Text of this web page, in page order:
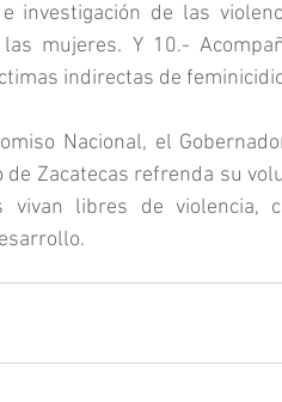
investigación de las
mujeres. Y 10.-
indirectas de
Nacional, el
Zacatecas refrenda su
vivan libres de violencia,